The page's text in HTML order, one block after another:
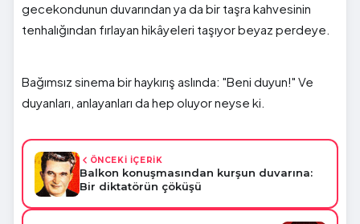
gecekondunun duvarından ya da bir taşra kahvesinin
tenhalığından fırlayan hikâyeleri taşıyor beyaz perdeye.
Bağımsız sinema bir haykırış aslında: "Beni duyun!" Ve
duyanları, anlayanları da hep oluyor neyse ki.
ÖNCEKİ İÇERİK
Balkon konuşmasından kurşun duvarına:
Bir diktatörün çöküşü